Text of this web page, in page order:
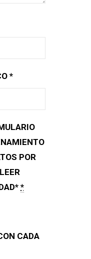
*
POR
*
CADA